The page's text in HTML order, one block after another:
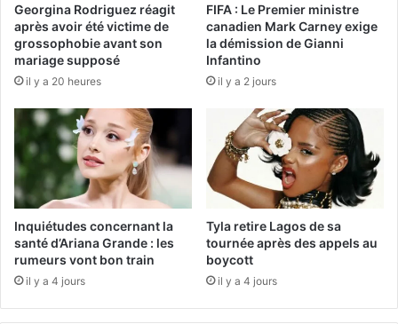
Georgina Rodriguez réagit
après avoir été victime de
grossophobie avant son
mariage supposé
il y a 20 heures
FIFA : Le Premier ministre
canadien Mark Carney exige
la démission de Gianni
Infantino
il y a 2 jours
Inquiétudes concernant la
santé d’Ariana Grande : les
rumeurs vont bon train
il y a 4 jours
Tyla retire Lagos de sa
tournée après des appels au
boycott
il y a 4 jours